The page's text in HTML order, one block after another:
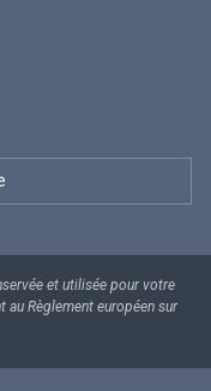
et utilisée pour votre
Règlement européen sur